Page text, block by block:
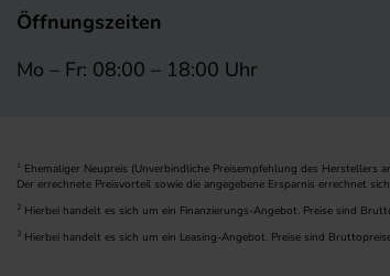
Öffnungszeiten
Mo – Fr: 08:00 – 18:00 Uhr
1
Ehemaliger Neupreis (Unverbindliche Preisempfehlung des Herstellers
Der errechnete Preisvorteil sowie die angegebene Ersparnis errechnet
2 Hierbei handelt es sich um ein Finanzierungs-Angebot. Preise sind
3 Hierbei handelt es sich um ein Leasing-Angebot. Preise sind